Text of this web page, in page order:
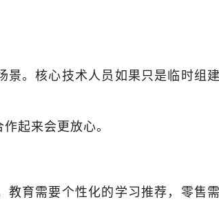
景。核心技术人员如果只是临时组
起来会更放心。
教育需要个性化的学习推荐，零售